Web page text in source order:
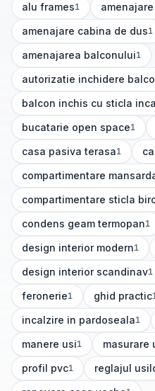
alu frames
(1articole) 1 (1articole)
amenajare cabina de dus
(1articole) 1
amenajarea balconului
(1articole) 1
autorizatie inchidere
(1articole)
balcon inchis cu sticla
(1articole)
bucatarie open space
(1articole) 1
casa pasiva terasa
(1articole) 1 (1
compartimentare
(1articole)
compartimentare sticla
(1articole)
condens geam termopan
(1articole) 1
design interior modern
(1articole) 1
design interior scandinav
(1articole) 1
feronerie
(1articole)
1 ghid practic
(1articole)
incalzire in pardoseala
(1articole) 1
manere usi
(1articole) 1 masurare
(1articole)
profil pvc
(1articole)
1 reglajul
(1articole)